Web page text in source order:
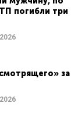
погибли три
за